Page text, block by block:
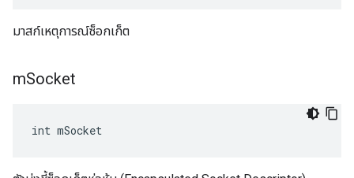
มาสก์เหตุการณ์ซ็อกเก็ต
mSocket
int mSocket